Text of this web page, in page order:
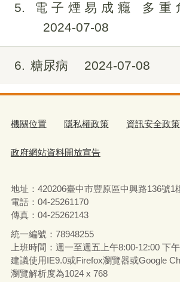
5
電子煙易成癮 多重
2024-07-08
6 糖尿病 2024-07-08
機關位置 隱私權政策 資訊安全政策
政府網站資料開放宣告
地址：420206臺中市豐原區中興路136號1
電話：04-25261170
傳真：04-25262143
統一編號：78948255
上班時間：週一至週五上午8:00-12:00 下
建議使用IE9.0或Firefox瀏覽器或Google
瀏覽解析度為1024 x 768